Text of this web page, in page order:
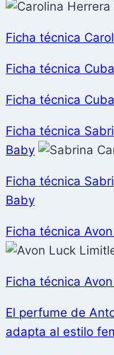
Ficha técnica
Ficha técnica
Ficha técnica
Ficha técnica
Baby
Ficha técnica
Baby
Ficha técnica
Ficha técnica
El perfume de
adapta al estilo